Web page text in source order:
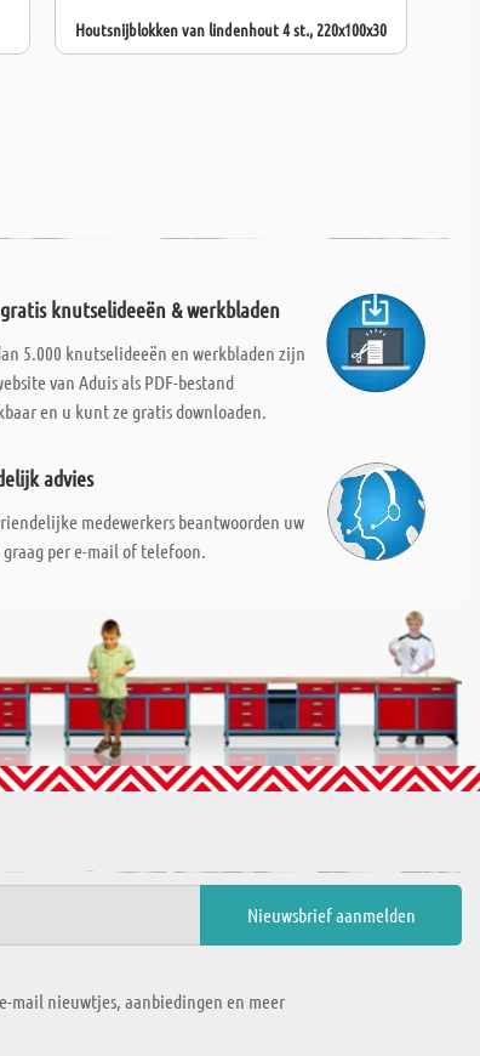
Houtsnijblokken van lindenhout 4 st., 220x100x30
knutselideeën & werkbladen
5.000 knutselideeën en werkbladen zijn
van Aduis als PDF-bestand
en u kunt ze gratis downloaden.
advies
medewerkers beantwoorden uw
graag per e-mail of telefoon.
mail nieuwtjes, aanbiedingen en meer